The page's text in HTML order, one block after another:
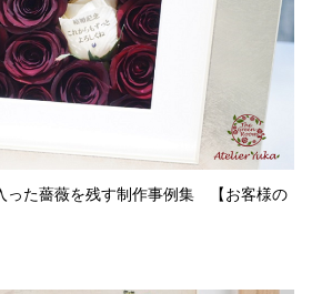
った薔薇を残す制作事例集 【お客様の